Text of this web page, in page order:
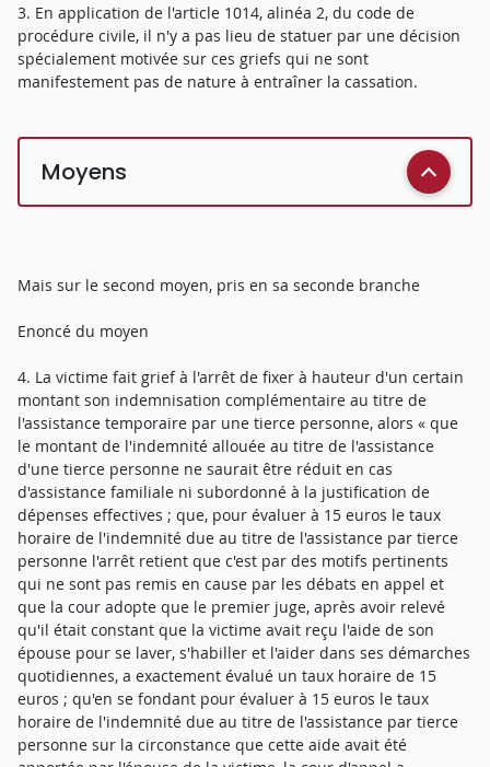
3. En application de l'article 1014, alinéa 2, du code de
procédure civile, il n'y a pas lieu de statuer par une décision
spécialement motivée sur ces griefs qui ne sont
manifestement pas de nature à entraîner la cassation.
Moyens
Mais sur le second moyen, pris en sa seconde branche
Enoncé du moyen
4. La victime fait grief à l'arrêt de fixer à hauteur d'un certain
montant son indemnisation complémentaire au titre de
l'assistance temporaire par une tierce personne, alors « que
le montant de l'indemnité allouée au titre de l'assistance
d'une tierce personne ne saurait être réduit en cas
d'assistance familiale ni subordonné à la justification de
dépenses effectives ; que, pour évaluer à 15 euros le taux
horaire de l'indemnité due au titre de l'assistance par tierce
personne l'arrêt retient que c'est par des motifs pertinents
qui ne sont pas remis en cause par les débats en appel et
que la cour adopte que le premier juge, après avoir relevé
qu'il était constant que la victime avait reçu l'aide de son
épouse pour se laver, s'habiller et l'aider dans ses démarches
quotidiennes, a exactement évalué un taux horaire de 15
euros ; qu'en se fondant pour évaluer à 15 euros le taux
horaire de l'indemnité due au titre de l'assistance par tierce
personne sur la circonstance que cette aide avait été